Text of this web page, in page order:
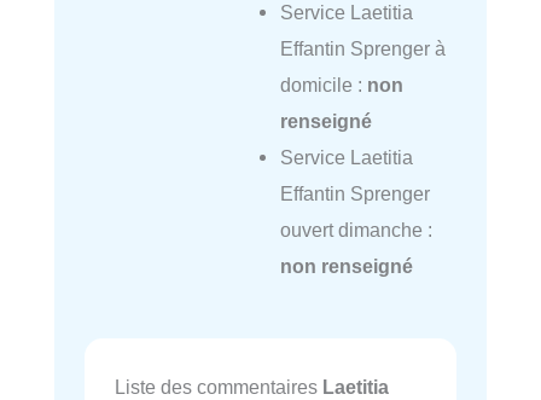
Service Laetitia
Effantin Sprenger à
domicile : non
renseigné
Service Laetitia
Effantin Sprenger
ouvert dimanche :
non renseigné
Liste des commentaires Laetitia